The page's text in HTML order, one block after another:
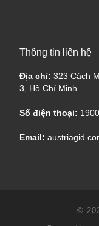
Thông tin liên hệ
Địa chỉ: 323 Cách
3, Hồ Chí Minh
Số điện thoại:
Email:
©